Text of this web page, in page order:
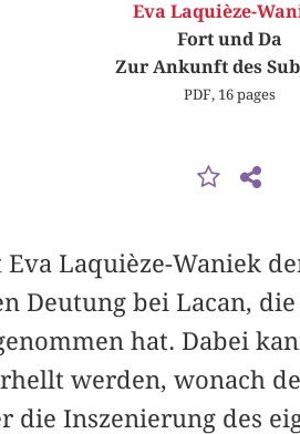
Eva Laquièze-
Fort und Da
Zur Ankunft des
PDF, 16 pages
Laquièze-Waniek
Deutung bei Lacan,
hat. Dabei
werden, wonach
die Inszenierung des